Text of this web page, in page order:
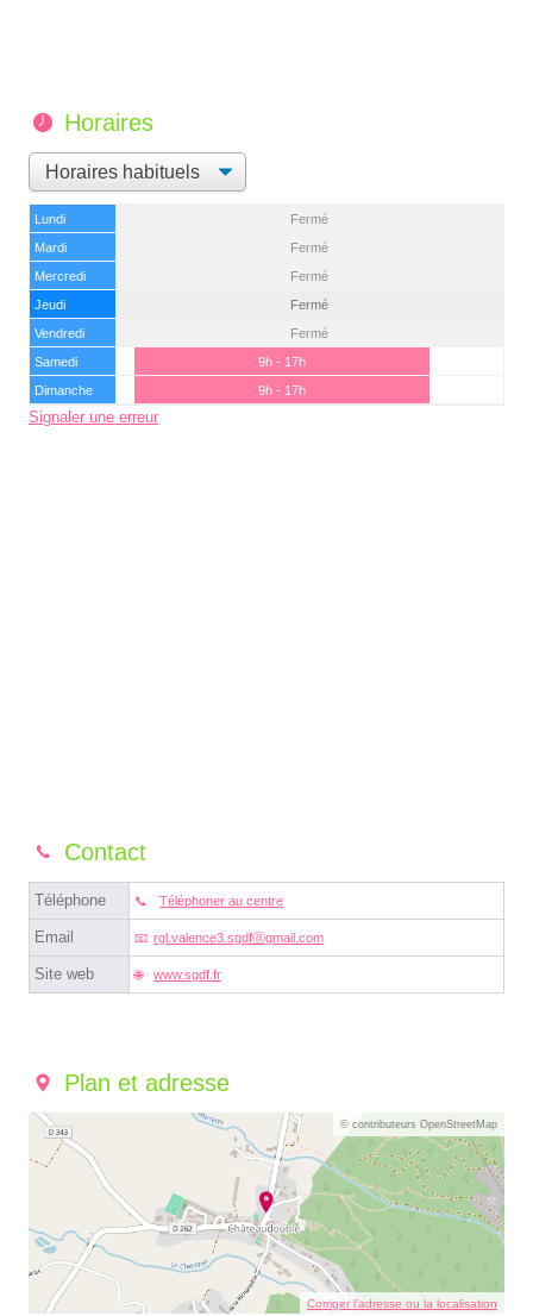
Horaires
Lundi
Fermé
Mardi
Fermé
Mercredi
Fermé
Jeudi
Fermé
Vendredi
Fermé
Samedi
9h - 17h
Dimanche
9h - 17h
Signaler une erreur
Contact
Téléphone Téléphoner au centre
Email rgl.valence3.sgdfⓐgmail.com
Site web www.sgdf.fr
Plan et adresse
© contributeurs OpenStreetMap
Corriger l’adresse ou la localisation